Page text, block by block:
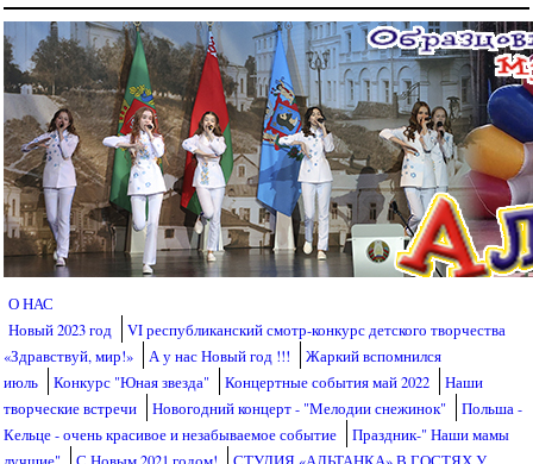
Перейти к основному содержанию
О НАС
Новый 2023 год
VI республиканский смотр-конкурс детского творчества
«Здравствуй, мир!»
А у нас Новый год !!!
Жаркий вспомнился
июль
Конкурс "Юная звезда" Концертные события май 2022
Наши
творческие встречи
Новогодний концерт - "Мелодии снежинок"
Польша -
Кельце - очень красивое и незабываемое событие
Праздник-" Наши мамы